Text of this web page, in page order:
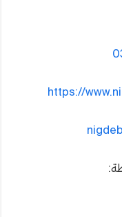
https://